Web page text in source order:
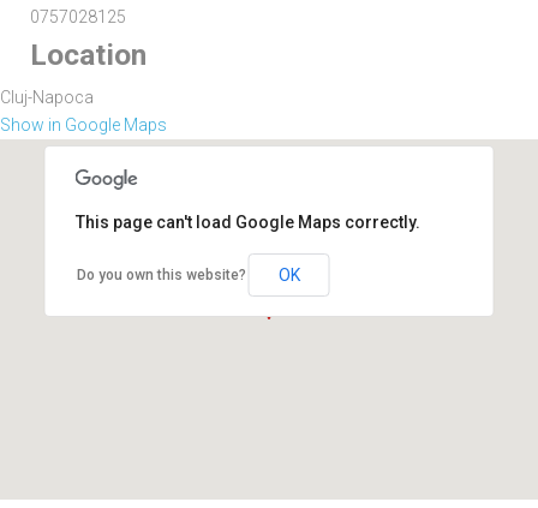
0757028125
Location
Cluj-Napoca
Show in Google Maps
This page can't load Google Maps correctly.
Do you own this website? OK